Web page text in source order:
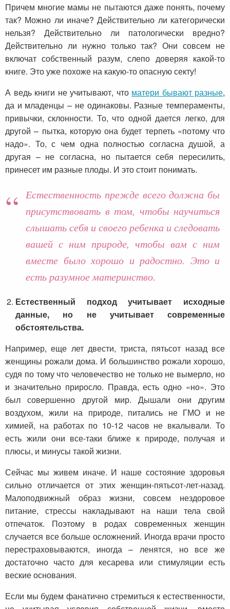
Причем многие мамы не пытаются даже понять, почему
так? Можно ли иначе? Действительно ли категорически
нельзя? Действительно ли патологически вредно?
Действительно ли нужно только так? Они совсем не
включат собственный разум, слепо доверяя какой-то
книге. Это уже похоже на какую-то опасную секту!
А ведь книги не учитывают, что матери бывают разные,
да и младенцы – не одинаковы. Разные темпераменты,
привычки, склонности. То, что одной дается легко, для
другой – пытка, которую она будет терпеть «потому что
надо». То, с чем одна полностью согласна душой, а
другая – не согласна, но пытается себя пересилить,
принесет им разные плоды. И это стоит понимать.
Естественность прежде всего должна бы
присутствовать в том, чтобы научиться
слышать себя и своего ребенка и следовать
вашей с ним природе, чтобы вам с ним
вместе было хорошо и радостно. Это и
есть разумное материнство.
Естественный подход учитывает исходные
данные, но не учитывает современные
обстоятельства.
Например, еще лет двести, триста, пятьсот назад все
женщины рожали дома. И большинство рожали хорошо,
судя по тому что человечество не только не вымерло, но
и значительно приросло. Правда, есть одно «но». Это
был совершенно другой мир. Дышали они другим
воздухом, жили на природе, питались не ГМО и не
химией, на работах по 10-12 часов не вкалывали. То
есть жили они все-таки ближе к природе, получая и
плюсы, и минусы такой жизни.
Сейчас мы живем иначе. И наше состояние здоровья
сильно отличается от этих женщин-пятьсот-лет-назад.
Малоподвижный образ жизни, совсем нездоровое
питание, стрессы накладывают на наши тела свой
отпечаток. Поэтому в родах современных женщин
случается все больше осложнений. Иногда врачи просто
перестраховываются, иногда – ленятся, но все же
достаточно часто для кесарева или стимуляции есть
веские основания.
Если мы будем фанатично стремиться к естественности,